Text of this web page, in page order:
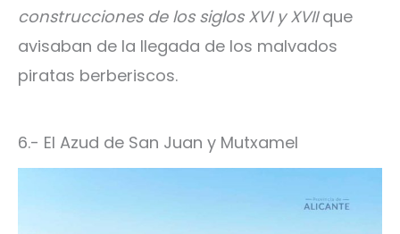
construcciones de los siglos XVI y XVIIque
avisaban de la llegada de los malvados
piratas berberiscos.
6.- El Azud de San Juan y Mutxamel